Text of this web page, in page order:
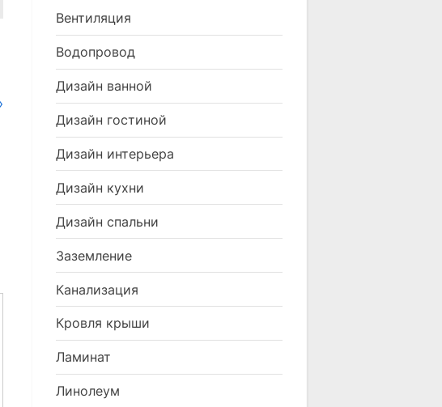
Вентиляция
Водопровод
Дизайн ванной
Дизайн гостиной
Дизайн интерьера
Дизайн кухни
Дизайн спальни
Заземление
Канализация
Кровля крыши
Ламинат
Линолеум